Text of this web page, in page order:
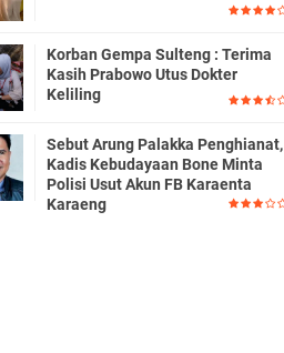
Korban Gempa Sulteng : Terima
Kasih Prabowo Utus Dokter
Keliling
Sebut Arung Palakka Penghianat,
Kadis Kebudayaan Bone Minta
Polisi Usut Akun FB Karaenta
Karaeng